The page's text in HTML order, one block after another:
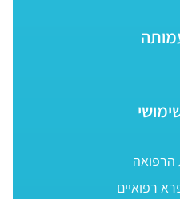
הרפואה
רפואיים